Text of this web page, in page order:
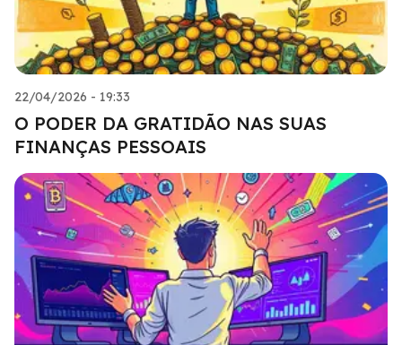
22/04/2026 - 19:33
O PODER DA GRATIDÃO NAS SUAS
FINANÇAS PESSOAIS